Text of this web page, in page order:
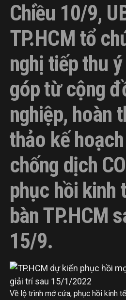
Chiều 10/9,
TP.HCM tổ
nghị tiếp thu
góp từ cộng
nghiệp, hoàn
thảo kế
chống dịch
phục hồi kinh
bàn TP.HCM
15/9.
Về lộ trình mở cửa, phục hồi kinh